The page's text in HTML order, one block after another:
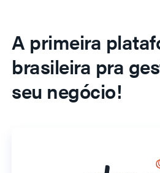
A primeira
brasileira pra
seu negócio!